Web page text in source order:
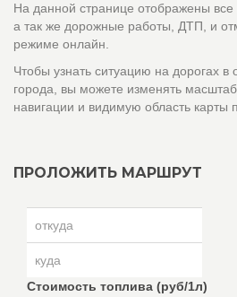
На данной странице отображены все
а так же дорожные работы, ДТП, и
режиме онлайн.
Чтобы узнать ситуацию на дорогах
города, вы можете изменять
навигации и видимую область карты
ПРОЛОЖИТЬ МАРШРУТ
Стоимость топлива (руб/1л)